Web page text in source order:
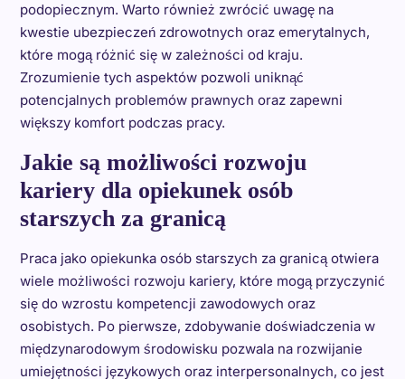
podopiecznym. Warto również zwrócić uwagę na
kwestie ubezpieczeń zdrowotnych oraz emerytalnych,
które mogą różnić się w zależności od kraju.
Zrozumienie tych aspektów pozwoli uniknąć
potencjalnych problemów prawnych oraz zapewni
większy komfort podczas pracy.
Jakie są możliwości rozwoju
kariery dla opiekunek osób
starszych za granicą
Praca jako opiekunka osób starszych za granicą otwiera
wiele możliwości rozwoju kariery, które mogą przyczynić
się do wzrostu kompetencji zawodowych oraz
osobistych. Po pierwsze, zdobywanie doświadczenia w
międzynarodowym środowisku pozwala na rozwijanie
umiejętności językowych oraz interpersonalnych, co jest